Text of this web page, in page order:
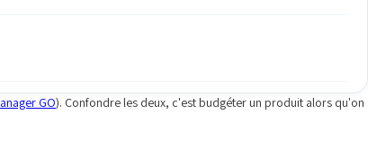
GO). Confondre les deux, c'est budgéter un produit alors qu'on